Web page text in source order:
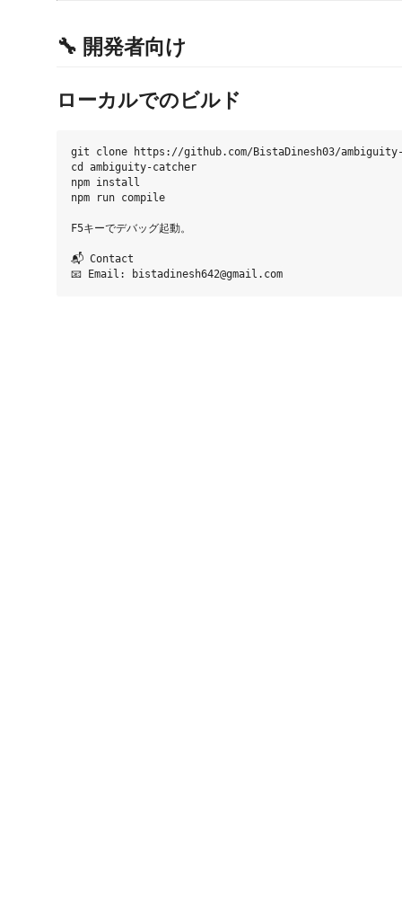
🔧 開発者向け
ローカルでのビルド
git clone https://github.com/BistaDinesh03/
cd ambiguity-catcher
npm install
npm run compile
F5キーでデバッグ起動。
📬 Contact